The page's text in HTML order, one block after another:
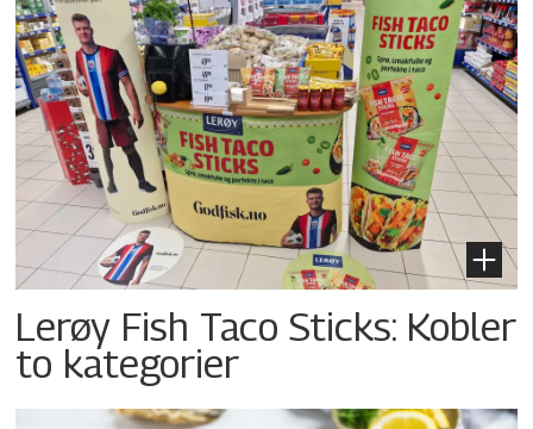
Lerøy Fish Taco Sticks: Kobler
to kategorier